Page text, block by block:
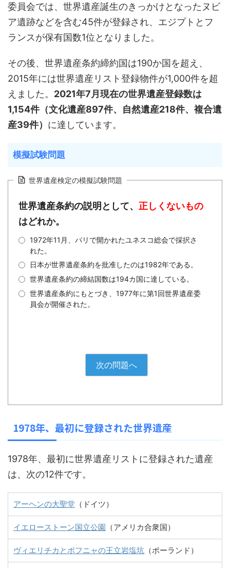
委員会では、世界遺産誕生のきっかけとなったヌビ
ア遺跡などを含む45件が登録され、エジプトとフ
ランスが保有国数1位となりました。
その後、世界遺産条約締約国は190か国を超え、
2015年には世界遺産リスト登録物件が1,000件を超
えました。 2021年7月現在の世界遺産登録数は
1,154件（文化遺産897件、自然遺産218件、複合遺
産39件） に達しています。
模擬試験問題
世界遺産検定の模擬試験問題
世界遺産条約の説明として、 正しくないもの
はどれか。
1972年11月、パリで開かれたユネスコ総会で採択さ
れた。
日本が世界遺産条約を批准したのは1982年である。
世界遺産条約の締結国数は194カ国に達している。
世界遺産条約にもとづき、1977年に第1回世界遺産委
員会が開催された。
次の問題へ
1978年、最初に登録された世界遺産
1978年、最初に世界遺産リストに登録された遺産
は、次の12件です。
アーヘンの大聖堂 （ドイツ）
イエローストーン国立公園 （アメリカ合衆国）
ヴィエリチカとボフニャの王立岩塩坑 （ポーランド）